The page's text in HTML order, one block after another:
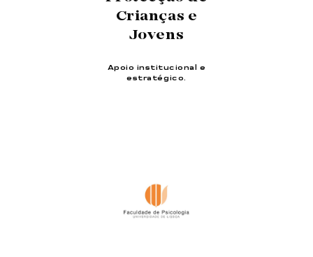
Crianças e
Jovens
Apoio institucional e
estratégico.